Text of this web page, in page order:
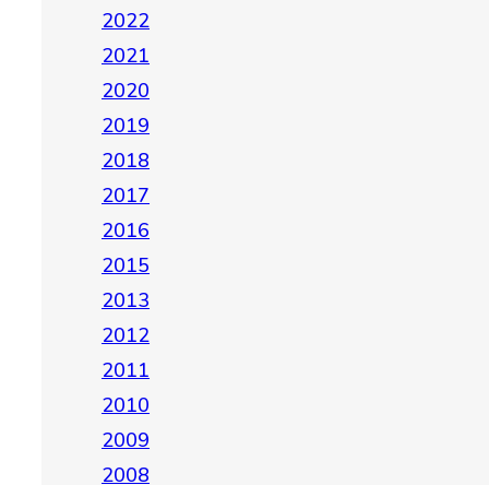
2022
2021
2020
2019
2018
2017
2016
2015
2013
2012
2011
2010
2009
2008